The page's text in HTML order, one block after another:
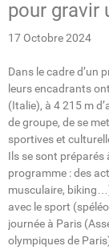
pour gravir
17 Octobre 2024
Dans le cadre d’un
leurs encadrants
(Italie), à 4 215 m
de groupe, de se
sportives et
Ils se sont
programme : des
musculaire,
avec le sport
journée à Paris
olympiques de